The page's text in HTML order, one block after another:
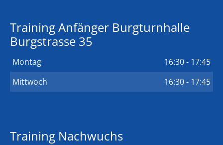
Training Anfänger Burgturnhalle
Burgstrasse 35
Montag
16:30 - 17:45
Mittwoch
16:30 - 17:45
Training Nachwuchs